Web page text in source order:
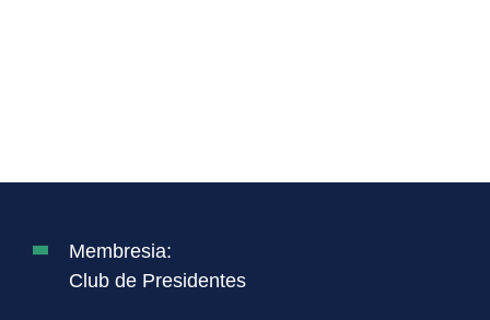
Membresia:
Club de Presidentes